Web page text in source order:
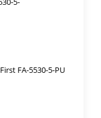
FA-5530-5-PU